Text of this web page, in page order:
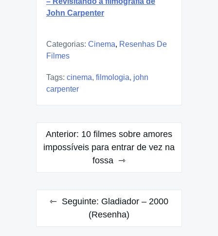
John Carpenter
Categorias: Cinema, Resenhas De
Filmes
Tags: cinema, filmologia, john
carpenter
Navegação
de
Anterior: 10 filmes sobre amores
impossíveis para entrar de vez na
fossa
Seguinte: Gladiador – 2000
(Resenha)